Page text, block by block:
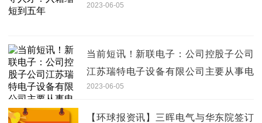
2023-06-05
当前短讯！新联电子：公司控股子公司
江苏瑞特电子设备有限公司主要从事电
力柜业务
2023-06-05
【环球报资讯】三晖电气与华东院签订